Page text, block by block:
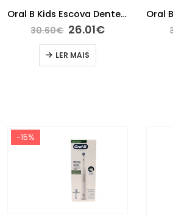
Oral B Kids Escova Dentes Eletrica Frozen+Estojo
30.60€ 26.01€
LER MAIS
-15%